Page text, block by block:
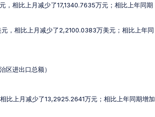
，相比上月减少了17,1340.7635万元；相比上年同期
，相比上月减少了2,2100.0383万美元；相比上年同
区进出口总额）
比上月减少了13,2925.2641万元；相比上年同期增加